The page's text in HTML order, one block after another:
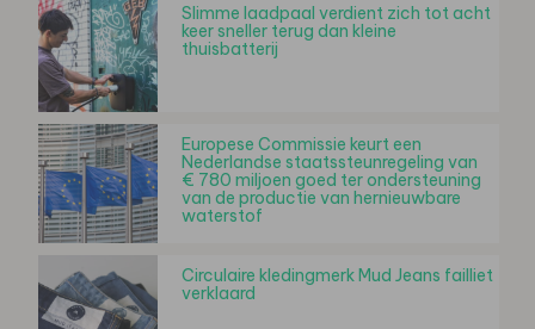
Slimme laadpaal verdient zich tot acht
keer sneller terug dan kleine
thuisbatterij
Europese Commissie keurt een
Nederlandse staatssteunregeling van
€ 780 miljoen goed ter ondersteuning
van de productie van hernieuwbare
waterstof
Circulaire kledingmerk Mud Jeans failliet
verklaard